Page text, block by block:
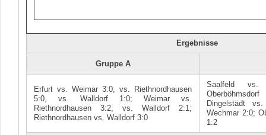
Ergebnisse
Gruppe A
Erfurt vs. Weimar 3:0, vs. Riethnordhausen
5:0, vs. Walldorf 1:0; Weimar vs.
Riethnordhausen 3:2, vs. Walldorf 2:1;
Riethnordhausen vs. Walldorf 3:0
Saalfeld vs.
Dingelstädt
Wechmar 2:0;
1:2